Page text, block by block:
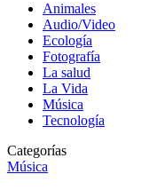
Animales
Audio/Video
Ecología
Fotografía
La salud
La Vida
Música
Tecnología
Categorías
Música